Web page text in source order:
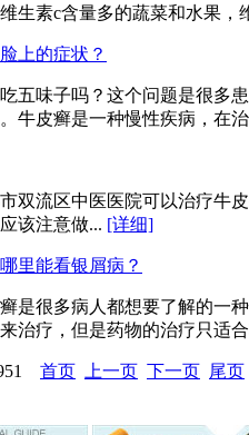
生素c含量多的蔬菜和水果
上的症状？
五味子吗？这个问题是很多
牛皮癣是一种慢性疾病，在
双流区中医医院可以治疗牛
该注意做... [详细]
里能看银屑病？
是很多病人都想要了解的一
治疗，但是药物的治疗只适
首页 上一页 下一页 尾页